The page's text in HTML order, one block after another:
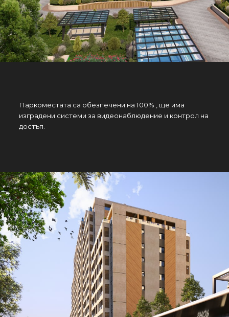
Паркоместата са обезпечени на 100% , ще има
изградени системи за видеонаблюдение и контрол на
достъп.